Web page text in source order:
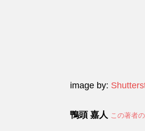
image by:
鴨頭 嘉人 この著者